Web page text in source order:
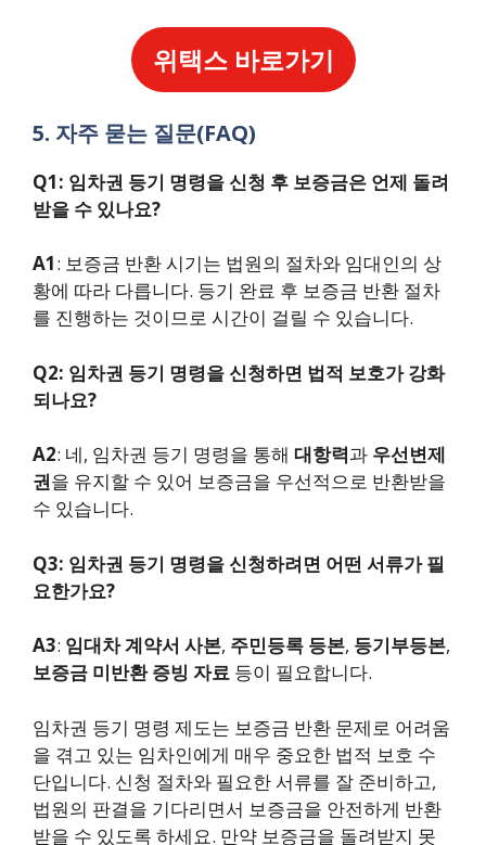
위택스 바로가기
5. 자주 묻는 질문(FAQ)
Q1: 임차권 등기 명령을 신청 후 보증금은 언제 돌려
받을 수 있나요?
A1: 보증금 반환 시기는 법원의 절차와 임대인의 상
황에 따라 다릅니다. 등기 완료 후 보증금 반환 절차
를 진행하는 것이므로 시간이 걸릴 수 있습니다.
Q2: 임차권 등기 명령을 신청하면 법적 보호가 강화
되나요?
A2: 네, 임차권 등기 명령을 통해 대항력과 우선변제
권을 유지할 수 있어 보증금을 우선적으로 반환받을
수 있습니다.
Q3: 임차권 등기 명령을 신청하려면 어떤 서류가 필
요한가요?
A3: 임대차 계약서 사본, 주민등록 등본, 등기부등본,
보증금 미반환 증빙 자료 등이 필요합니다.
임차권 등기 명령 제도는 보증금 반환 문제로 어려움
을 겪고 있는 임차인에게 매우 중요한 법적 보호 수
단입니다. 신청 절차와 필요한 서류를 잘 준비하고,
법원의 판결을 기다리면서 보증금을 안전하게 반환
받을 수 있도록 하세요. 만약 보증금을 돌려받지 못